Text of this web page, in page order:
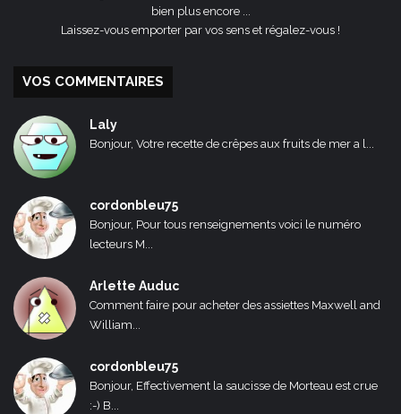
bien plus encore ...
Laissez-vous emporter par vos sens et régalez-vous !
VOS COMMENTAIRES
Laly
Bonjour, Votre recette de crêpes aux fruits de mer a l...
cordonbleu75
Bonjour, Pour tous renseignements voici le numéro
lecteurs M...
Arlette Auduc
Comment faire pour acheter des assiettes Maxwell and
William...
cordonbleu75
Bonjour, Effectivement la saucisse de Morteau est crue
:-) B...